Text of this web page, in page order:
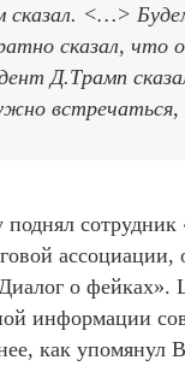
сказал. <…>
сказал, что
Д.Трамп
встречаться,
о фейках».
информации
как упомянул